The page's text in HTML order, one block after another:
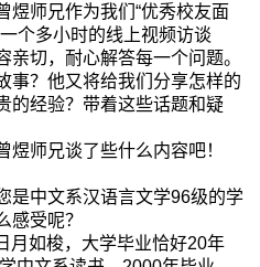
煜师兄作为我们“优秀校友面
个多小时的线上视频访谈
切，耐心解答每一个问题。
事？他又将给我们分享怎样的
的经验？带着这些话题和疑
煜师兄谈了些什么内容吧！
是中文系汉语言文学96级的学
感受呢？
月如梭，大学毕业恰好20年